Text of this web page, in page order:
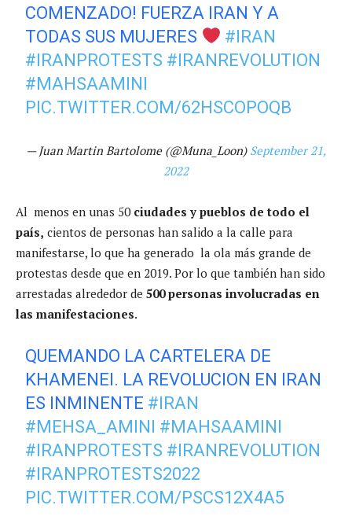
COMENZADO! FUERZA IRAN Y A
TODAS SUS MUJERES
#IRAN
#IRANPROTESTS #IRANREVOLUTION
#MAHSAAMINI
PIC.TWITTER.COM/62HSCOPOQB
— Juan Martin Bartolome (@Muna_Loon) September 21,
2022
Al menos en unas 50 ciudades y pueblos de todo el
país, cientos de personas han salido a la calle para
manifestarse, lo que ha generado la ola más grande de
protestas desde que en 2019. Por lo que también han sido
arrestadas alrededor de 500 personas involucradas en
las manifestaciones.
QUEMANDO LA CARTELERA DE
KHAMENEI. LA REVOLUCION EN IRAN
ES INMINENTE #IRAN
#MEHSA_AMINI #MAHSAAMINI
#IRANPROTESTS #IRANREVOLUTION
#IRANPROTESTS2022
PIC.TWITTER.COM/PSCS12X4A5